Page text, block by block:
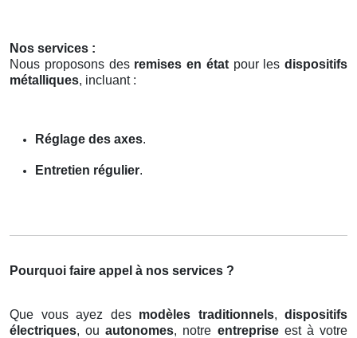
Nos services :
Nous proposons des remises en étatpour les dispositifs
métalliques, incluant :
Réglage des axes.
Entretien régulier.
Pourquoi faire appel à nos services ?
Que vous ayez des modèles traditionnels, dispositifs
électriques, ouautonomes, notre entrepriseest à votre